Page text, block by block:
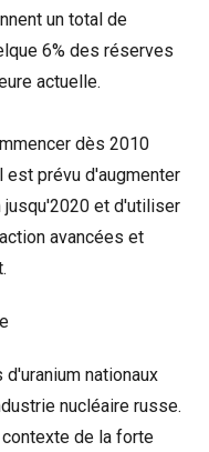
un total de
6% des réserves
actuelle.
dès 2010
est prévu d'augmenter
jusqu'2020 et d'utiliser
avancées et
nationaux
nucléaire russe.
de la forte